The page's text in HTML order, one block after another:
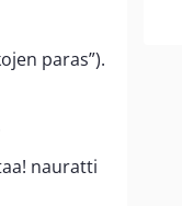
paras”).
nauratti